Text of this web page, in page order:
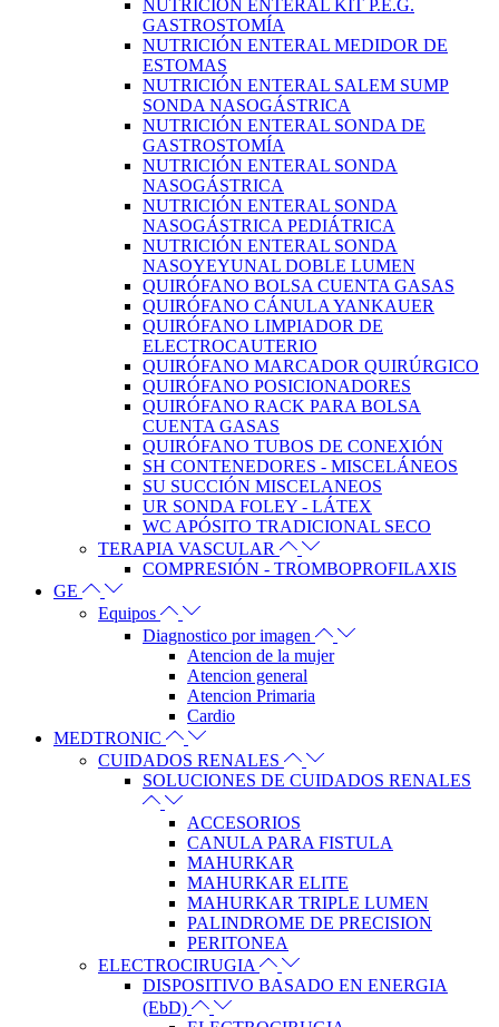
NUTRICIÓN ENTERAL KIT P.E.G.
GASTROSTOMÍA
NUTRICIÓN ENTERAL MEDIDOR DE
ESTOMAS
NUTRICIÓN ENTERAL SALEM SUMP
SONDA NASOGÁSTRICA
NUTRICIÓN ENTERAL SONDA DE
GASTROSTOMÍA
NUTRICIÓN ENTERAL SONDA
NASOGÁSTRICA
NUTRICIÓN ENTERAL SONDA
NASOGÁSTRICA PEDIÁTRICA
NUTRICIÓN ENTERAL SONDA
NASOYEYUNAL DOBLE LUMEN
QUIRÓFANO BOLSA CUENTA GASAS
QUIRÓFANO CÁNULA YANKAUER
QUIRÓFANO LIMPIADOR DE
ELECTROCAUTERIO
QUIRÓFANO MARCADOR QUIRÚRGICO
QUIRÓFANO POSICIONADORES
QUIRÓFANO RACK PARA BOLSA
CUENTA GASAS
QUIRÓFANO TUBOS DE CONEXIÓN
SH CONTENEDORES - MISCELÁNEOS
SU SUCCIÓN MISCELANEOS
UR SONDA FOLEY - LÁTEX
WC APÓSITO TRADICIONAL SECO
TERAPIA VASCULAR
COMPRESIÓN - TROMBOPROFILAXIS
GE
Equipos
Diagnostico por imagen
Atencion de la mujer
Atencion general
Atencion Primaria
Cardio
MEDTRONIC
CUIDADOS RENALES
SOLUCIONES DE CUIDADOS RENALES
ACCESORIOS
CANULA PARA FISTULA
MAHURKAR
MAHURKAR ELITE
MAHURKAR TRIPLE LUMEN
PALINDROME DE PRECISION
PERITONEA
ELECTROCIRUGIA
DISPOSITIVO BASADO EN ENERGIA
(EbD)